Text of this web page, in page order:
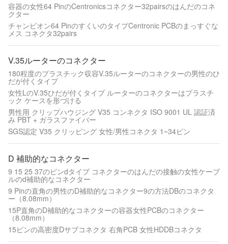
容器の女性64 PinのCentronicsコネクター32pairsのはんだのコネ
クター
チャンピオン64 PinのすくいのタイプCentronic PCBのまっすぐな
メス コネクタ32pairs
V.35ルーターのコネクター
180程度のプラスチック収容V.35ルーターのコネクターの男性のひ
だが付くタイプ
女性LのV.35ひだが付くタイプ ルーターのコネクターはプラスチ
ック ケースを形づける
男性用 クリップハウジング V35 コンネクタ ISO 9001 UL 認証済
み PBT + ガラスファイバー
SGS認定 V35 クリッピング 女性/男性コネクタ 1~34ピン
D 補助的なコネクター
9 15 25 37のピンdタイプ コネクターのはんだの接触の女性ケーブ
ルのd補助的なコネクター
9 Pinの直角の男性のD補助的なコネクター9の方法DBのコネクタ
ー（8.08mm）
15P直角のD補助的なコネクターの容器女性PCBのコネクター
（8.08mm）
15ピンの高密度Dサブコネクタ 右角PCB 女性HDDBコネクタ